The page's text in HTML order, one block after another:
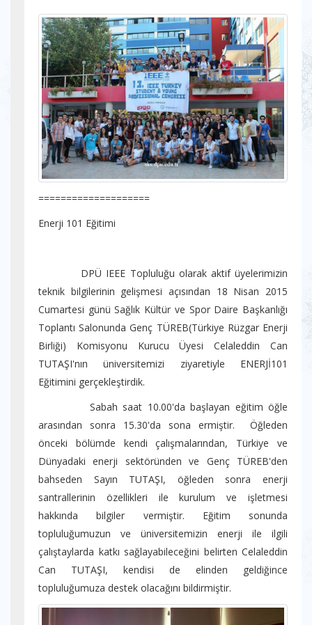
====================
Enerji 101 Eğitimi
DPÜ IEEE Topluluğu olarak aktif üyelerimizin
teknik bilgilerinin gelişmesi açısından 18 Nisan 2015
Cumartesi günü Sağlık Kültür ve Spor Daire Başkanlığı
Toplantı Salonunda Genç TÜREB(Türkiye Rüzgar Enerji
Birliği) Komisyonu Kurucu Üyesi Celaleddin Can
TUTAŞI'nın üniversitemizi ziyaretiyle ENERJİ101
Eğitimini gerçekleştirdik.
Sabah saat 10.00'da başlayan eğitim öğle
arasından sonra 15.30'da sona ermiştir. Öğleden
önceki bölümde kendi çalışmalarından, Türkiye ve
Dünyadaki enerji sektöründen ve Genç TÜREB'den
bahseden Sayın TUTAŞI, öğleden sonra enerji
santrallerinin özellikleri ile kurulum ve işletmesi
hakkında bilgiler vermiştir. Eğitim sonunda
topluluğumuzun ve üniversitemizin enerji ile ilgili
çalıştaylarda katkı sağlayabileceğini belirten Celaleddin
Can TUTAŞI, kendisi de elinden geldiğince
topluluğumuza destek olacağını bildirmiştir.